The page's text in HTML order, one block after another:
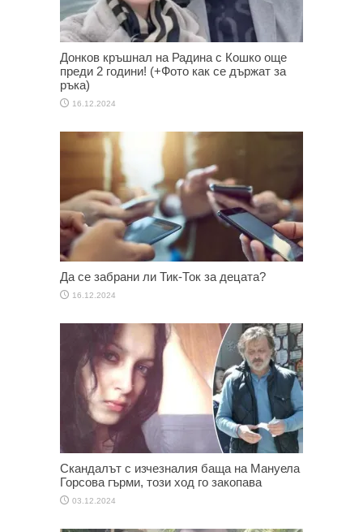
Донков кръшнал на Радина с Кошко още
преди 2 години! (+Фото как се държат за
ръка)
16.12.2024
Да се забрани ли Тик-Ток за децата?
16.12.2024
Скандалът с изчезналия баща на Мануела
Горсова гърми, този ход го закопава
03.12.2024